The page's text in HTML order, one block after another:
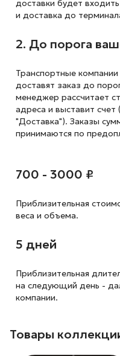
доставки будет
и доставка до
2. До порога
Транспортные
доставят заказ до
менеджер рассчитает
адреса и выставит
"Доставка"). Заказы
принимаются по
700 - 3000 ₽
Приблизительная
веса и объема.
5 дней
Приблизительная
на следующий день -
компании.
Товары